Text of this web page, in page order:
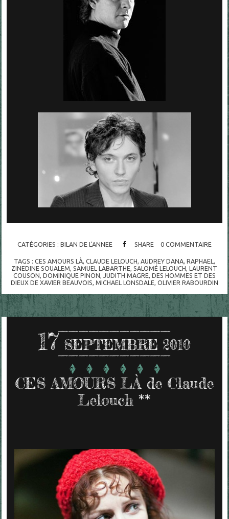
CATÉGORIES : BILAN DE L'ANNEE SHARE 0 COMMENTAIRE
TAGS : CES AMOURS LÀ, CLAUDE LELOUCH AUDREY DANA, RAPHAEL
ZINEDINE SOUALEM ,SAMUEL LABARTHE ,SALOMÉ LELOUCH ,LAURENT
COUSON DOMINIQUE PINON JUDITH MAGRE DES HOMMES ET DES
DIEUX DE XAVIER BEAUVOIS MICHAEL LONSDALE OLIVIER RABOURDIN
17 SEPTEMBRE 2010
CES AMOURS LÀ de Claude
Lelouch **